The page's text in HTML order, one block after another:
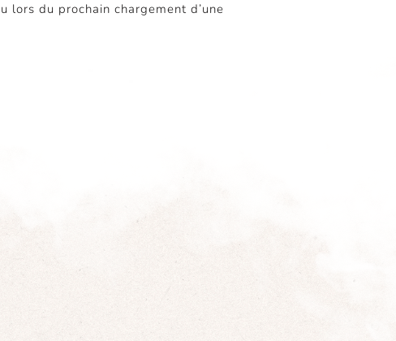
du prochain chargement d’une